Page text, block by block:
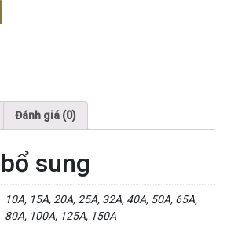
Đánh giá (0)
sung
10A, 15A, 20A, 25A, 32A, 40A, 50A, 65A,
80A, 100A, 125A, 150A